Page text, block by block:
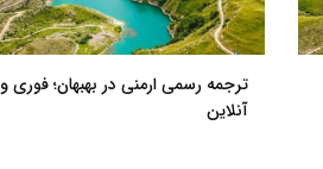
ترجمه رسمی ارمنی در بهبهان؛ فوری و
آنلاین